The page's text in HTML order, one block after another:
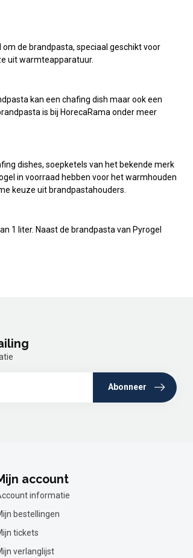
de brandpasta, speciaal geschikt voor
uit warmteapparatuur.
kan een chafing dish maar ook een
is bij HorecaRama onder meer
dishes, soepketels van het bekende merk
in voorraad hebben voor het warmhouden
keuze uit brandpastahouders.
1 liter. Naast de brandpasta van Pyrogel
Abonneer
account
informatie
bestellingen
tickets
verlanglijst